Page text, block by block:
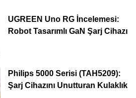
UGREEN Uno RG İncelemesi:
Robot Tasarımlı GaN Şarj Cihazı
Philips 5000 Serisi (TAH5209):
Şarj Cihazını Unutturan Kulaklık